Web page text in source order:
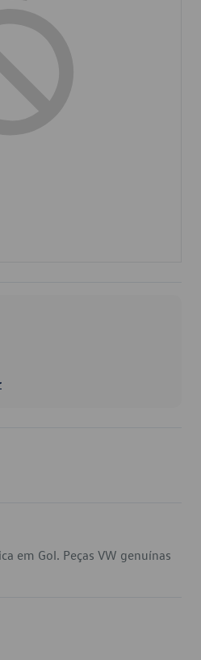
em Gol. Peças VW genuínas